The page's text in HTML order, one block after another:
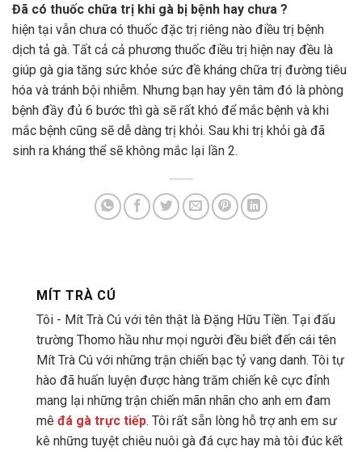
Đã có thuốc chữa trị khi gà bị bệnh hay chưa ?
hiện tại vẫn chưa có thuốc đặc trị riêng nào điều trị bệnh
dịch tả gà. Tất cả cả phương thuốc điều trị hiện nay đều là
giúp gà gia tăng sức khỏe sức đề kháng chữa trị đường tiêu
hóa và tránh bội nhiễm. Nhưng bạn hay yên tâm đó là phòng
bệnh đầy đủ 6 bước thì gà sẽ rất khó để mắc bệnh và khi
mắc bệnh cũng sẽ dễ dàng trị khỏi. Sau khi trị khỏi gà đã
sinh ra kháng thể sẽ không mắc lại lần 2.
MÍT TRÀ CÚ
Tôi - Mít Trà Cú với tên thật là Đặng Hữu Tiền. Tại đấu
trường Thomo hầu như mọi người đều biết đến cái tên
Mít Trà Cú với những trận chiến bạc tỷ vang danh. Tôi tự
hào đã huấn luyện được hàng trăm chiến kê cực đỉnh
mang lại những trận chiến mãn nhãn cho anh em đam
mê đá gà trực tiếp. Tôi rất sẵn lòng hỗ trợ anh em sư
kê những tuyệt chiêu nuôi gà đá cực hay mà tôi đúc kết